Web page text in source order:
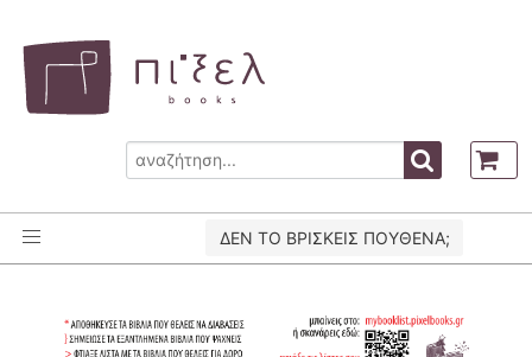
ΔΕΝ ΤΟ ΒΡΙΣΚΕΙΣ ΠΟΥΘΕΝΑ;